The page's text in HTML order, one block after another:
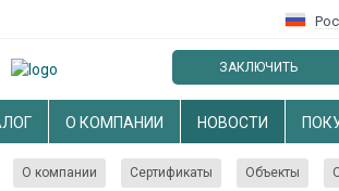
ЗАКЛЮЧИТЬ
ОПТОВЫЙ ДОГОВОР
О КОМПАНИИ НОВОСТИ
О компании Сертификаты Объекты